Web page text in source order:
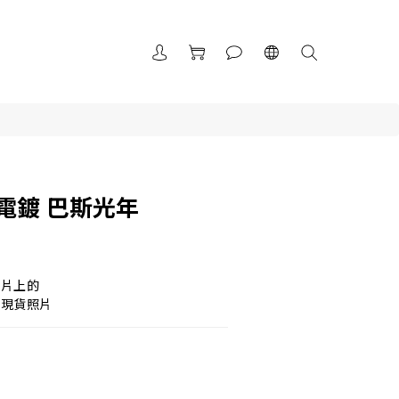
鍍 巴斯光年
上的
貨照片